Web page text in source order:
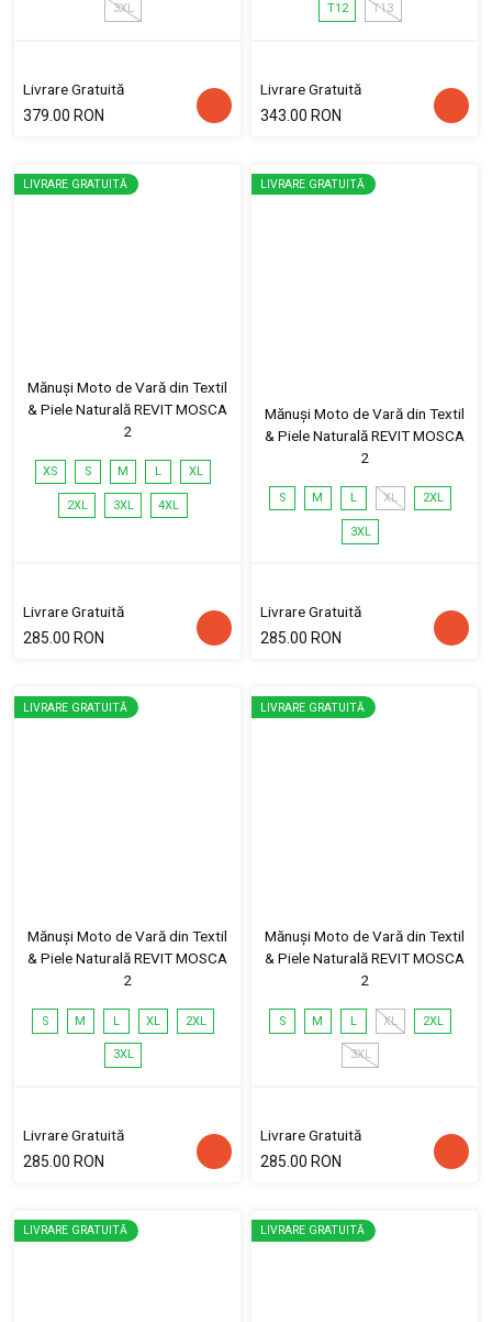
3XL
Livrare Gratuită
379.00 RON
T12 T13
Livrare Gratuită
343.00 RON
LIVRARE GRATUITĂ
Mănuși Moto de Vară din Textil
& Piele Naturală REVIT MOSCA
2
XS S M L XL
2XL 3XL 4XL
Livrare Gratuită
285.00 RON
LIVRARE GRATUITĂ
Mănuși Moto de Vară din Textil
& Piele Naturală REVIT MOSCA
2
S M L XL 2XL
3XL
Livrare Gratuită
285.00 RON
LIVRARE GRATUITĂ
Mănuși Moto de Vară din Textil
& Piele Naturală REVIT MOSCA
2
S M L XL 2XL
3XL
Livrare Gratuită
285.00 RON
LIVRARE GRATUITĂ
Mănuși Moto de Vară din Textil
& Piele Naturală REVIT MOSCA
2
S M L XL 2XL
3XL
Livrare Gratuită
285.00 RON
LIVRARE GRATUITĂ LIVRARE GRATUITĂ